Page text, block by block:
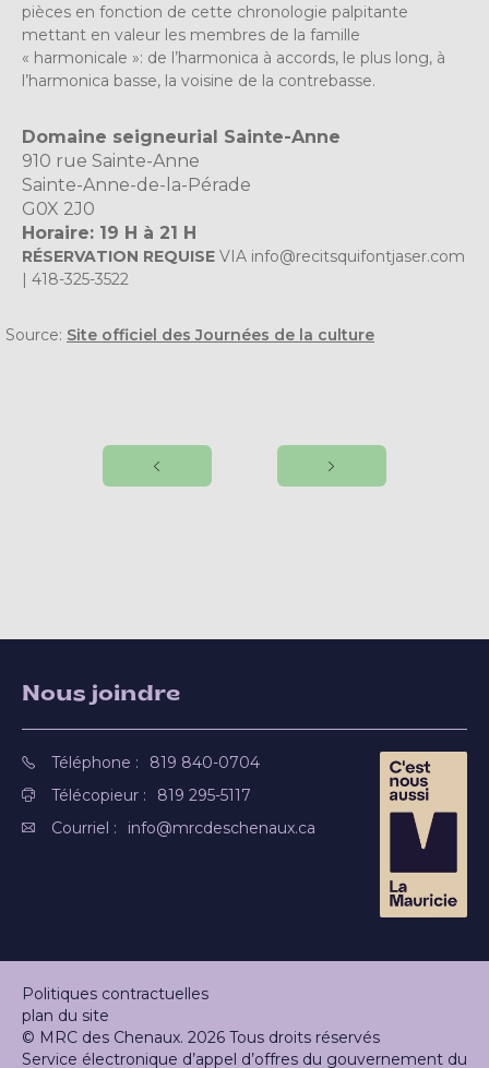
pièces en fonction de cette chronologie palpitante
mettant en valeur les membres de la famille
« harmonicale »: de l’harmonica à accords, le plus long, à
l’harmonica basse, la voisine de la contrebasse.
Domaine seigneurial Sainte-Anne
910 rue Sainte-Anne
Sainte-Anne-de-la-Pérade
G0X 2J0
Horaire: 19 H à 21 H
RÉSERVATION REQUISE VIA info@recitsquifontjaser.com
| 418-325-3522
Source: Site officiel des Journées de la culture
Nous joindre
Téléphone :
819 840-0704
Télécopieur :
819 295-5117
Courriel :
info@mrcdeschenaux.ca
Politiques contractuelles
plan du site
© MRC des Chenaux. 2026 Tous droits réservés
Service électronique d’appel d’offres du gouvernement du